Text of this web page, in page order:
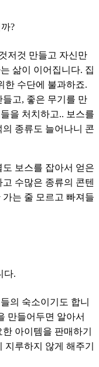
?
저것 만들고 자신만
삶이 이어집니다. 집
한 수단에 불과하죠.
고, 좋은 무기를 만
을 처치하고.. 보스를
종류도 늘어나니 콘
보스를 잡아서 얻은
수많은 종류의 콘텐
는 줄 모르고 빠져들
다.
의 숙소이기도 합니
만들어두면 알아서
아이템을 판매하기
루하지 않게 해주기